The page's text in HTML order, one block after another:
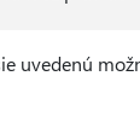
uvedenú